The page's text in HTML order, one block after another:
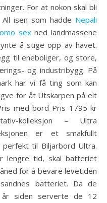
For at nokon skal bli
isen som hadde Nepali
sexned landmassene
å stige opp av havet.
til eneboliger, og store,
og industribygg. På
har vi få ting som kan
for åt Utskarpen på eit
med bord Pris 1795 kr
kolleksjon – Ultra
er et smakfullt
til Biljarbord Ultra.
lengre tid, skal batteriet
for å bevare levetiden
batteriet. Da de
siden serverte de 12